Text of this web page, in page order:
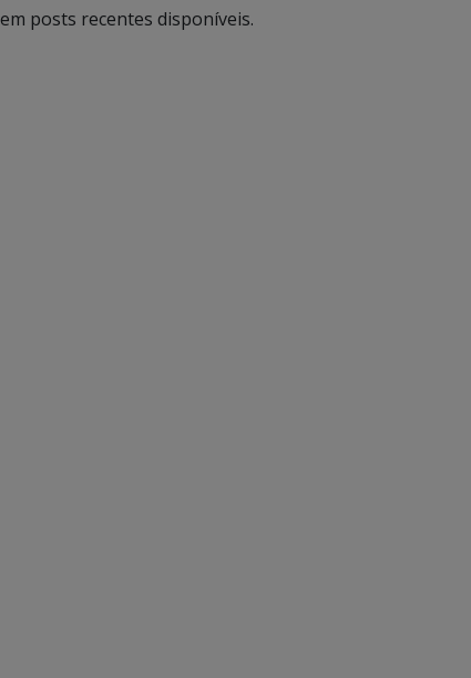
posts recentes disponíveis.